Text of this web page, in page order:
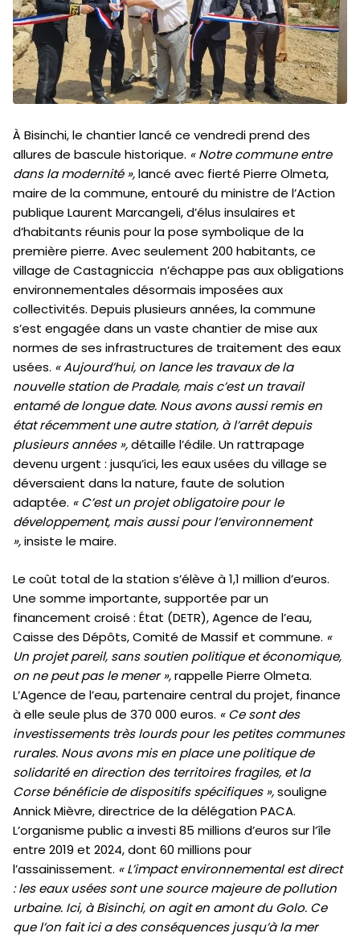
À Bisinchi, le chantier lancé ce vendredi prend des
allures de bascule historique. « Notre commune entre
dans la modernité »,lancé avec fierté Pierre Olmeta,
maire de la commune, entouré du ministre de l’Action
publique Laurent Marcangeli, d’élus insulaires et
d’habitants réunis pour la pose symbolique de la
première pierre. Avec seulement 200 habitants, ce
village de Castagniccia n’échappe pas aux obligations
environnementales désormais imposées aux
collectivités. Depuis plusieurs années, la commune
s’est engagée dans un vaste chantier de mise aux
normes de ses infrastructures de traitement des eaux
usées. « Aujourd’hui, on lance les travaux de la
nouvelle station de Pradale, mais c’est un travail
entamé de longue date. Nous avons aussi remis en
état récemment une autre station, à l’arrêt depuis
plusieurs années »,détaille l’édile. Un rattrapage
devenu urgent : jusqu’ici, les eaux usées du village se
déversaient dans la nature, faute de solution
adaptée. « C’est un projet obligatoire pour le
développement, mais aussi pour l’environnement
»,insiste le maire.
Le coût total de la station s’élève à 1,1 million d’euros.
Une somme importante, supportée par un
financement croisé : État (DETR), Agence de l’eau,
Caisse des Dépôts, Comité de Massif et commune. «
Un projet pareil, sans soutien politique et économique,
on ne peut pas le mener »,rappelle Pierre Olmeta.
L’Agence de l’eau, partenaire central du projet, finance
à elle seule plus de 370 000 euros. « Ce sont des
investissements très lourds pour les petites communes
rurales. Nous avons mis en place une politique de
solidarité en direction des territoires fragiles, et la
Corse bénéficie de dispositifs spécifiques »,souligne
Annick Mièvre, directrice de la délégation PACA.
L’organisme public a investi 85 millions d’euros sur l’île
entre 2019 et 2024, dont 60 millions pour
l’assainissement. « L’impact environnemental est direct
: les eaux usées sont une source majeure de pollution
urbaine. Ici, à Bisinchi, on agit en amont du Golo. Ce
que l’on fait ici a des conséquences jusqu’à la mer